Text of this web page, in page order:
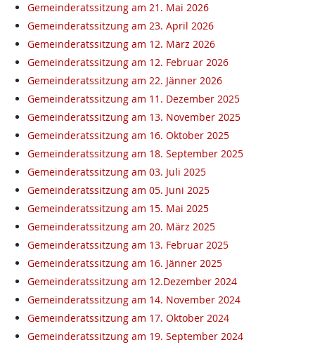
Gemeinderatssitzung am 21. Mai 2026
Gemeinderatssitzung am 23. April 2026
Gemeinderatssitzung am 12. März 2026
Gemeinderatssitzung am 12. Februar 2026
Gemeinderatssitzung am 22. Jänner 2026
Gemeinderatssitzung am 11. Dezember 2025
Gemeinderatssitzung am 13. November 2025
Gemeinderatssitzung am 16. Oktober 2025
Gemeinderatssitzung am 18. September 2025
Gemeinderatssitzung am 03. Juli 2025
Gemeinderatssitzung am 05. Juni 2025
Gemeinderatssitzung am 15. Mai 2025
Gemeinderatssitzung am 20. März 2025
Gemeinderatssitzung am 13. Februar 2025
Gemeinderatssitzung am 16. Jänner 2025
Gemeinderatssitzung am 12.Dezember 2024
Gemeinderatssitzung am 14. November 2024
Gemeinderatssitzung am 17. Oktober 2024
Gemeinderatssitzung am 19. September 2024